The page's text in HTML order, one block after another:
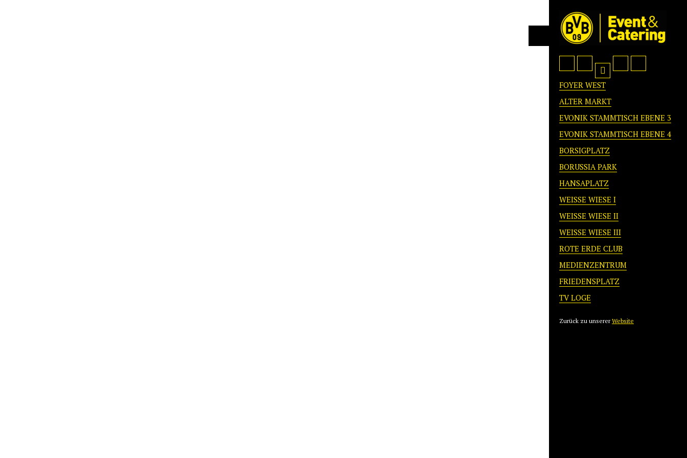
FOYER WEST
ALTER MARKT
EVONIK STAMMTISCH EBENE 3
EVONIK STAMMTISCH EBENE 4
BORSIGPLATZ
BORUSSIA PARK
HANSAPLATZ
WEISSE WIESE I
WEISSE WIESE II
WEISSE WIESE III
ROTE ERDE CLUB
MEDIENZENTRUM
FRIEDENSPLATZ
TV LOGE
Zurück zu unsererWebsite